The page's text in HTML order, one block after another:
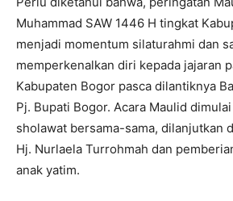
Muhammad SAW 1446 H tingkat
menjadi momentum silaturahmi dan
memperkenalkan diri kepada jajaran
Kabupaten Bogor pasca dilantiknya
Pj. Bupati Bogor. Acara Maulid
sholawat bersama-sama, dilanjutkan
Hj. Nurlaela Turrohmah dan
anak yatim.